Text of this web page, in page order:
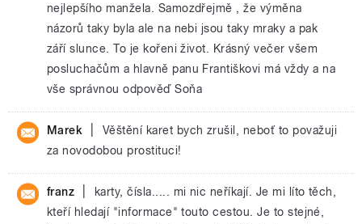
nejlepšího manžela. Samozdřejmě , že výměna
názorů taky byla ale na nebi jsou taky mraky a pak
září slunce. To je kořeni život. Krásný večer všem
posluchačům a hlavně panu Františkovi má vždy a na
vše správnou odpověď Soňa
Marek
Věštění karet bych zrušil, neboť to považuji
za novodobou prostituci!
franz
karty, čísla..... mi nic neříkají. Je mi líto těch,
kteří hledají "informace" touto cestou. Je to stejné,